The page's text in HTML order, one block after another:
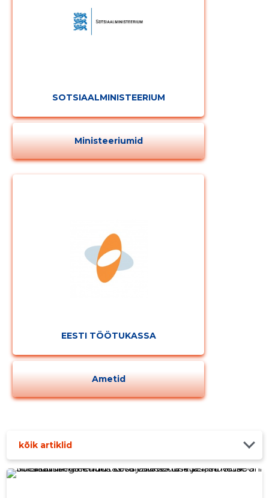
SOTSIAALMINISTEERIUM
Ministeeriumid
EESTI TÖÖTUKASSA
Ametid
kõik artiklid